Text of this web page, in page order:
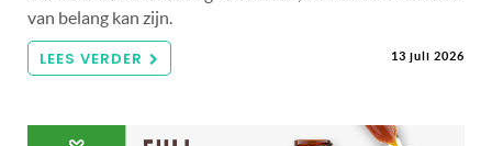
van belang kan zijn.
LEES VERDER 13 juli 2026